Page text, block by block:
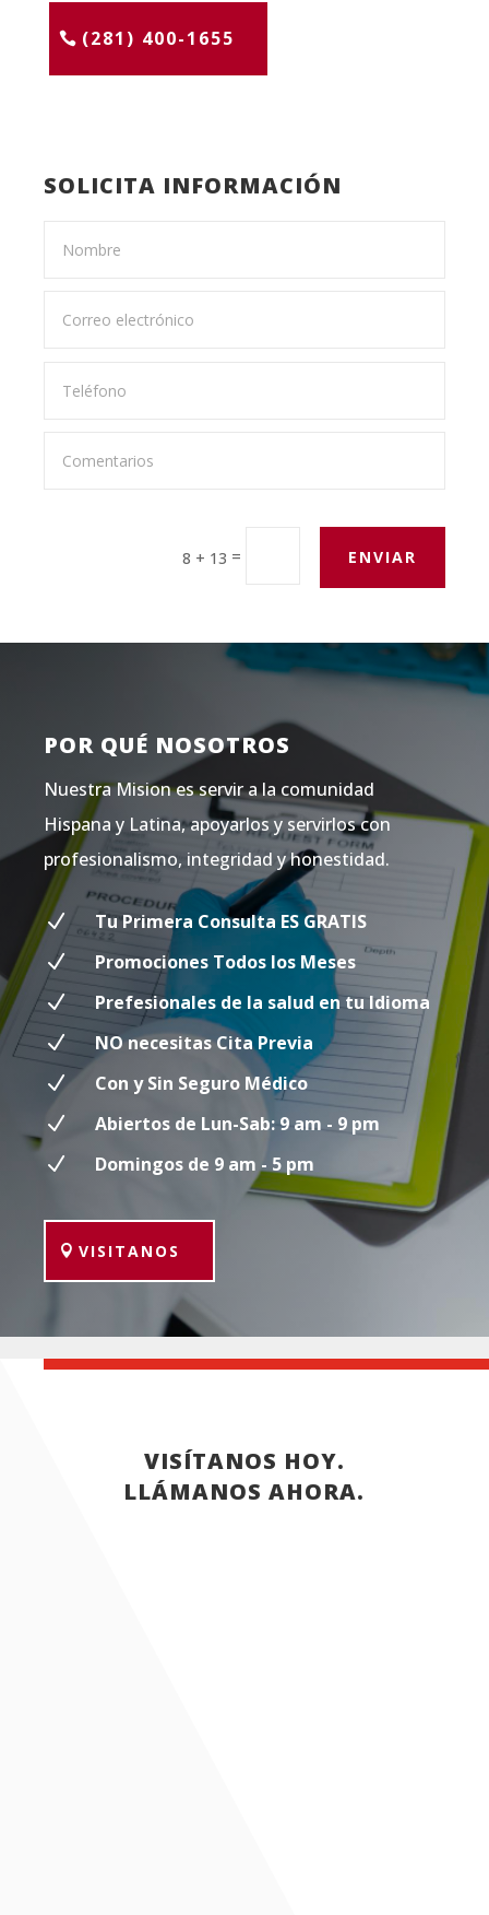
(281) 400-1655
SOLICITA INFORMACIÓN
8 + 13 = ENVIAR
POR QUÉ NOSOTROS
Nuestra Mision es servir a la comunidad
Hispana y Latina, apoyarlos y servirlos con
profesionalismo, integridad y honestidad.
N
Tu Primera Consulta ES GRATIS
N
Promociones Todos los Meses
N
Prefesionales de la salud en tu Idioma
N
NO necesitas Cita Previa
N
Con y Sin Seguro Médico
N
Abiertos de Lun-Sab: 9 am - 9 pm
N
Domingos de 9 am - 5 pm
VISITANOS
VISÍTANOS HOY.
LLÁMANOS AHORA.